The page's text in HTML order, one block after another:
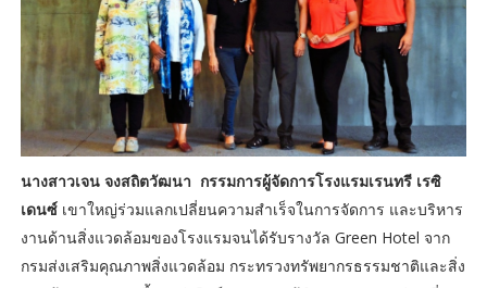
นางสาวเจน จงสถิตวัฒนา กรรมการผู้จัดการโรงแรมเรนทรี เรซิ
เดนซ์เขาใหญ่ร่วมแลกเปลี่ยนความสำเร็จในการจัดการ และบริหาร
งานด้านสิ่งแวดล้อมของโรงแรมจนได้รับรางวัล Green Hotel จาก
กรมส่งเสริมคุณภาพสิ่งแวดล้อม กระทรวงทรัพยากรธรรมชาติและสิ่ง